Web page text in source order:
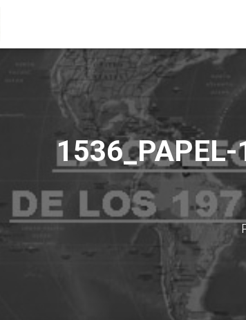
1536_PAPEL-